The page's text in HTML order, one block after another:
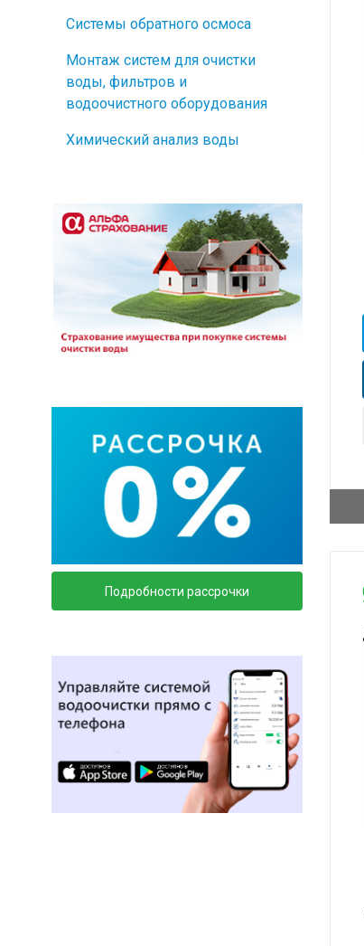
Системы обратного осмоса
Монтаж систем для очистки
воды, фильтров и
водоочистного оборудования
Химический анализ воды
Подробности рассрочки